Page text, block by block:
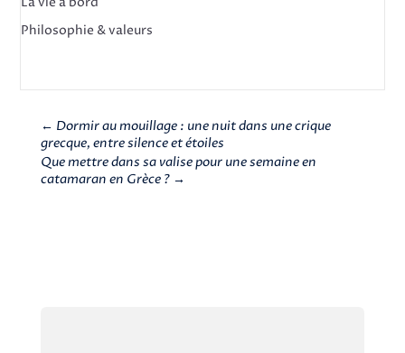
Philosophie & valeurs
← Dormir au mouillage : une nuit dans une crique
grecque, entre silence et étoiles
Que mettre dans sa valise pour une semaine en
catamaran en Grèce ?→